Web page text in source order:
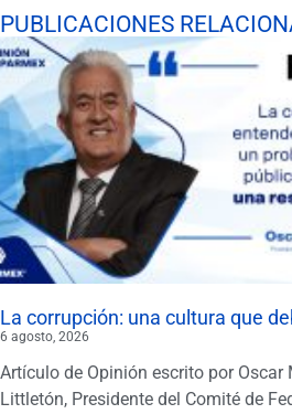
PUBLICACIONES
La corrupción: una cultura que
6 agosto, 2026
Artículo de Opinión escrito por Oscar
Littletón, Presidente del Comité de